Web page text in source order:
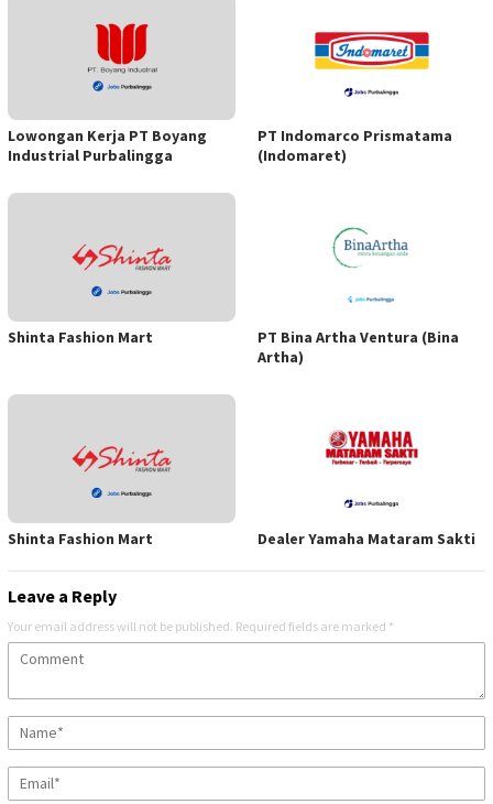
Lowongan Kerja PT Boyang
Industrial Purbalingga
PT Indomarco Prismatama
(Indomaret)
Shinta Fashion Mart
PT Bina Artha Ventura (Bina
Artha)
Shinta Fashion Mart Dealer Yamaha Mataram Sakti
Leave a Reply
Your email address will not be published. Required fields are marked *